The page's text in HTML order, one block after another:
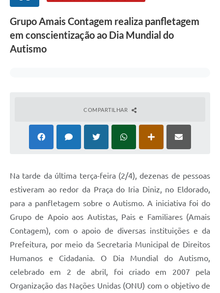
Grupo Amais Contagem realiza panfletagem
em conscientização ao Dia Mundial do
Autismo
COMPARTILHAR
Na tarde da última terça-feira (2/4), dezenas de pessoas
estiveram ao redor da Praça do Iria Diniz, no Eldorado,
para a panfletagem sobre o Autismo. A iniciativa foi do
Grupo de Apoio aos Autistas, Pais e Familiares (Amais
Contagem), com o apoio de diversas instituições e da
Prefeitura, por meio da Secretaria Municipal de Direitos
Humanos e Cidadania. O Dia Mundial do Autismo,
celebrado em 2 de abril, foi criado em 2007 pela
Organização das Nações Unidas (ONU) com o objetivo de